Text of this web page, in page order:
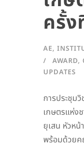
ครั้ง
AE,
AWARD,
UPDATES
การประชุม
เกษตรแห่ง
ยุเสน หัวหน้
พร้อมด้วยค